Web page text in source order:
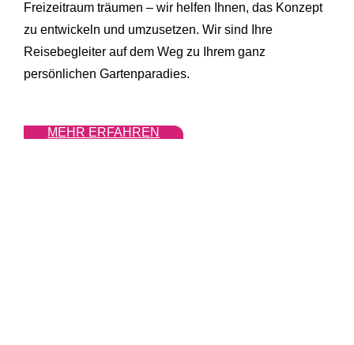
Freizeitraum träumen – wir helfen Ihnen, das Konzept
zu entwickeln und umzusetzen. Wir sind Ihre
Reisebegleiter auf dem Weg zu Ihrem ganz
persönlichen Gartenparadies.
MEHR ERFAHREN